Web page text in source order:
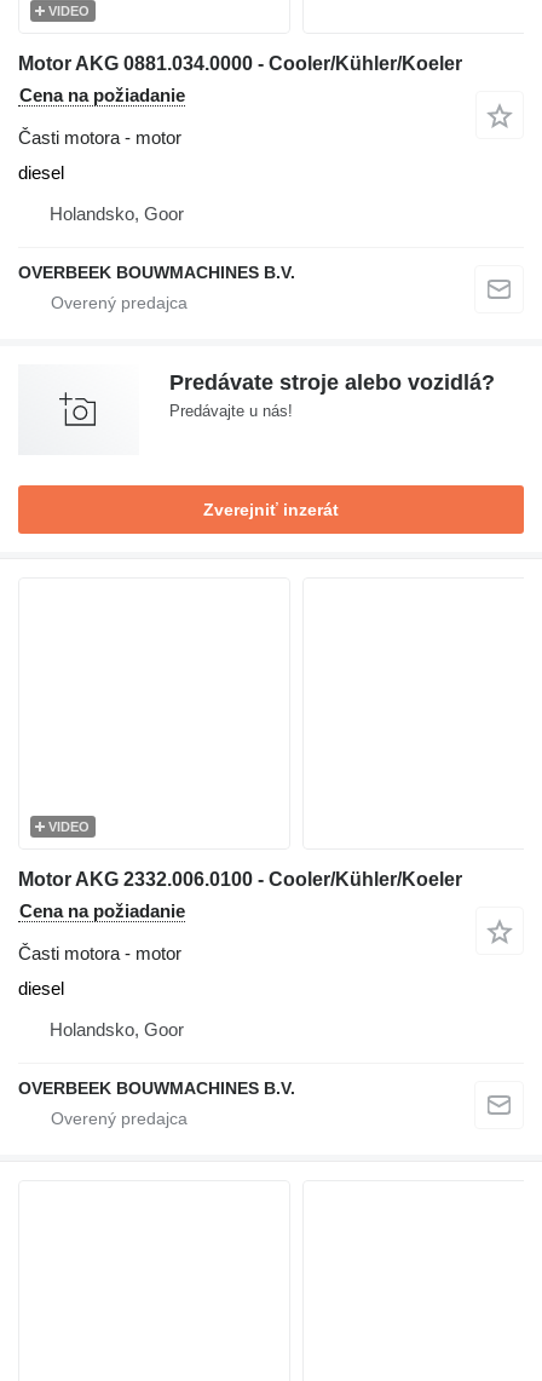
VIDEO
Motor AKG 0881.034.0000 - Cooler/Kühler/Koeler
Cena na požiadanie
Časti motora - motor
diesel
Holandsko, Goor
OVERBEEK BOUWMACHINES B.V.
Predávate stroje alebo vozidlá?
Predávajte u nás!
Zverejniť inzerát
VIDEO
Motor AKG 2332.006.0100 - Cooler/Kühler/Koeler
Cena na požiadanie
Časti motora - motor
diesel
Holandsko, Goor
OVERBEEK BOUWMACHINES B.V.